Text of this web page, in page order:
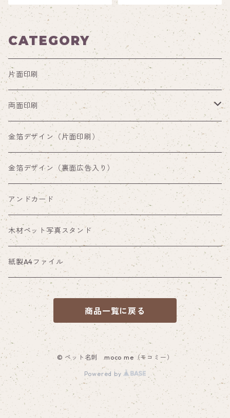
CATEGORY
片面印刷
両面印刷
両面印刷（裏面通常デザイン）
両面印刷（裏面広告入り）
金箔デザイン（片面印刷）
金箔デザイン（裏面広告入り）
アンドカード
木材ペット写真スタンド
紙製A4ファイル
商品一覧に戻る
© ペット名刺 moco me（モコミー）
Powered by